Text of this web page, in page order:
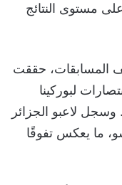
مستوى النتائج
مباراة بمختلف المسابقات، حققت
الجزائر 9 انتصارات مقابل 5 انتصارات لبوركينا
بالتعادل. وسجل لاعبو الجزائر
فاسو، ما يعكس تفوقًا